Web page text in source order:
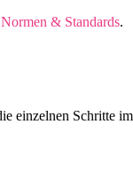
Normen & Standards.
einzelnen Schritte